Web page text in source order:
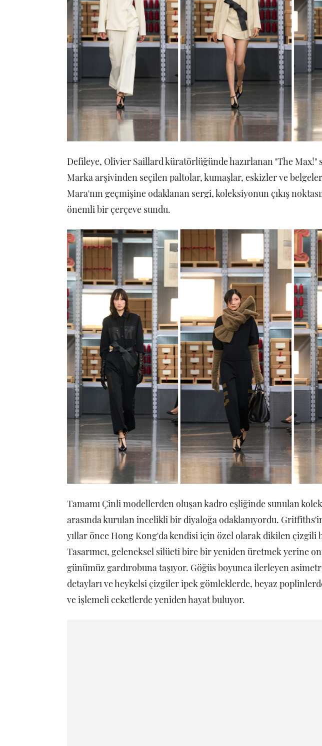
Defileye, Olivier Saillard küratörlüğünde hazırlanan "The Max!"
Marka arşivinden seçilen paltolar, kumaşlar, eskizler ve belgeler
Mara'nın geçmişine odaklanan sergi, koleksiyonun çıkış
önemli bir çerçeve sundu.
Tamamı Çinli modellerden oluşan kadro eşliğinde sunulan
arasında kurulan incelikli bir diyaloğa odaklanıyordu. Griffiths'in
yıllar önce Hong Kong'da kendisi için özel olarak dikilen çizgili
Tasarımcı, geleneksel silüeti bire bir yeniden üretmek yerine
günümüz gardırobuna taşıyor. Göğüs boyunca ilerleyen
detayları ve heykelsi çizgiler ipek gömleklerde, beyaz
ve işlemeli ceketlerde yeniden hayat buluyor.